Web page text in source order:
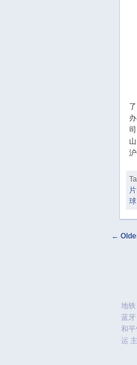
片
球
Post
←
地铁
蓝牙
和
运